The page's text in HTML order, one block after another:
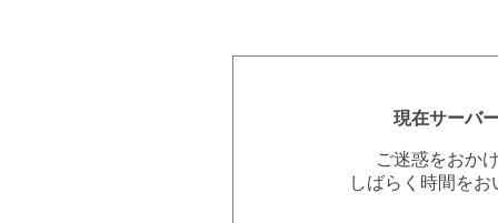
現在サーバ
ご迷惑をおか
しばらく時間を